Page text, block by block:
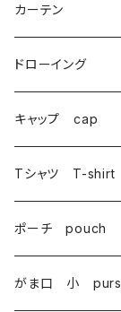
サコッシュ
がま口 大 mini
巾着 Drawstring
カーテン
ドローイング
キャップ cap
Tシャツ T-shirt
ポーチ pouch
がま口 小